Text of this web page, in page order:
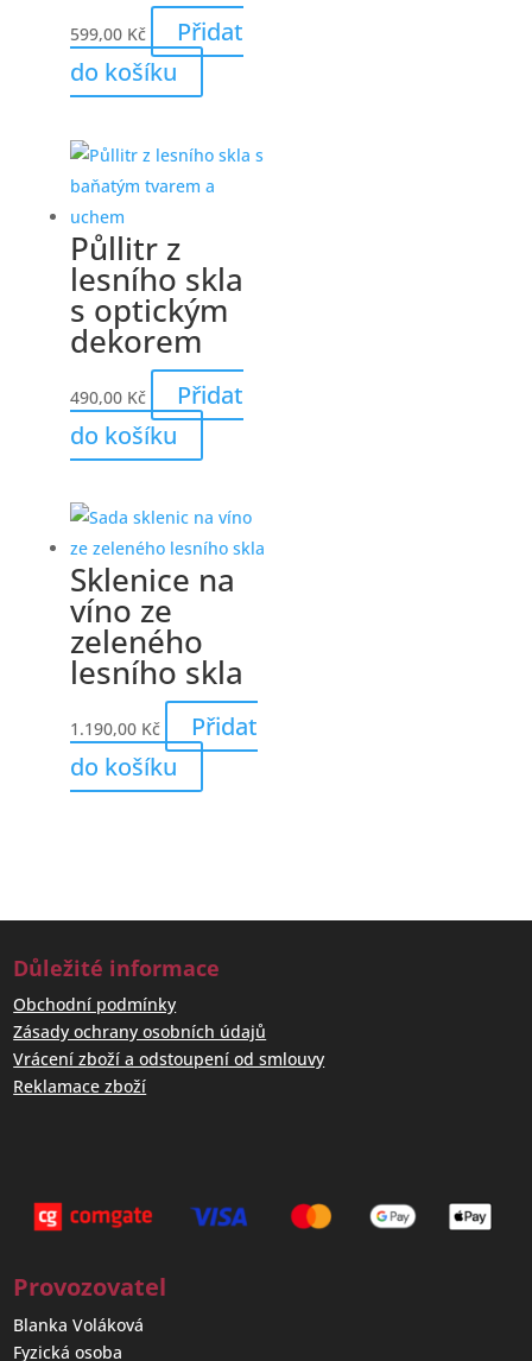
599,00 Kč
Přidat
do košíku
Půllitr z
lesního skla
s optickým
dekorem
490,00 Kč
Přidat
do košíku
Sklenice na
víno ze
zeleného
lesního skla
1.190,00 Kč
Přidat
do košíku
Důležité informace
Obchodní podmínky
Zásady ochrany osobních údajů
Vrácení zboží a odstoupení od smlouvy
Reklamace zboží
Provozovatel
Blanka Voláková
Fyzická osoba